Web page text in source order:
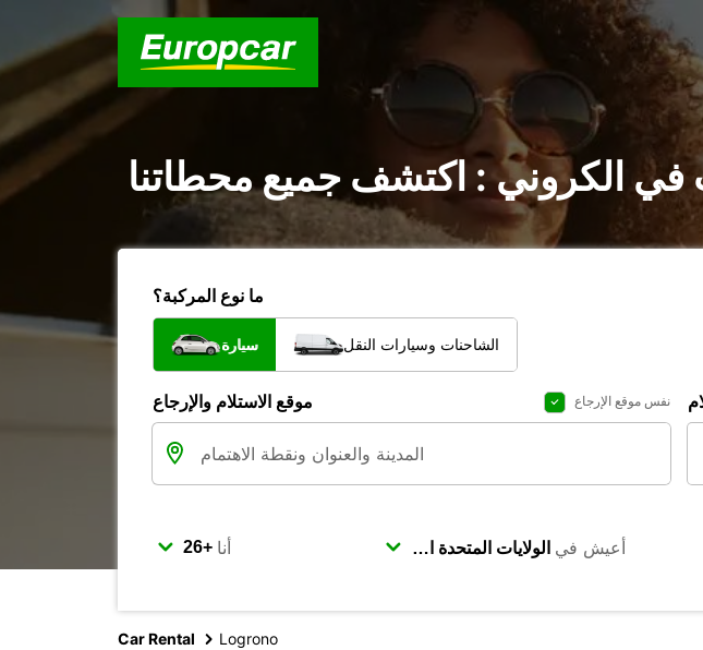
في الكروني : اكتشف جميع محطاتنا
ما نوع المركبة؟
سيارة الشاحنات وسيارات النقل
موقع الاستلام والإرجاع نفس موقع الإرجاع
أنا أعيش في
Car Rental Logrono